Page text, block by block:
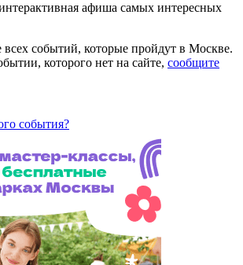
афиша самых интересных
всех событий, которые пройдут в Москве.
которого нет на сайте, сообщите
события?